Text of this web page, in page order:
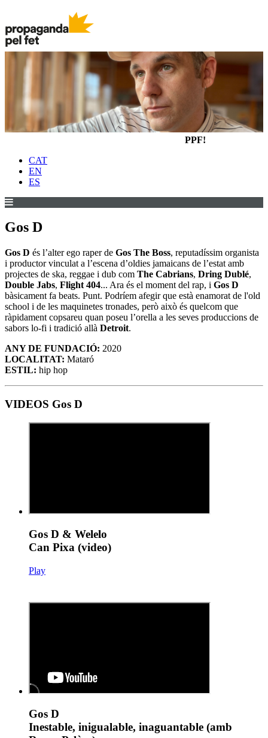
PPF!
CAT
EN
ES
Gos D
Gos D és l’alter ego raper de Gos The Boss, reputadíssim organista
i productor vinculat a l’escena d’oldies jamaicans de l’estat amb
projectes de ska, reggae i dub com The Cabrians, Dring Dublé,
Double Jabs, Flight 404... Ara és el moment del rap, i Gos D
bàsicament fa beats. Punt. Podríem afegir que està enamorat de l'old
school i de les maquinetes tronades, però això és quelcom que
ràpidament copsareu quan poseu l’orella a les seves produccions de
sabors lo-fi i tradició allà Detroit.
ANY DE FUNDACIÓ: 2020
LOCALITAT: Mataró
ESTIL: hip hop
VIDEOS Gos D
Gos D & Welelo
Can Pixa (video)
Play
Gos D
Inestable, inigualable, inaguantable (amb